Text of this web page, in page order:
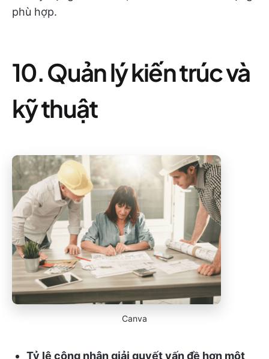
phù hợp.
10. Quản lý kiến trúc và
kỹ thuật
Canva
Tỷ lệ công nhân giải quyết vấn đề hơn một